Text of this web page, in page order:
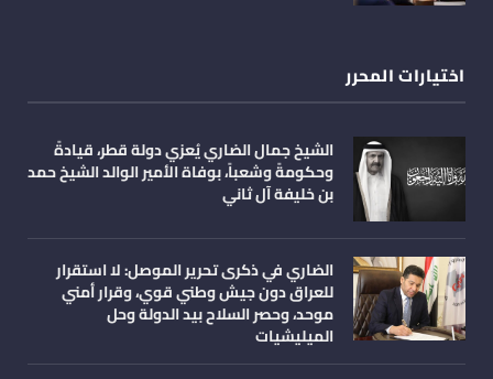
اختيارات المحرر
الشيخ جمال الضاري يُعزي دولة قطر، قيادةً
وحكومةً وشعباً، بوفاة الأمير الوالد الشيخ حمد
بن خليفة آل ثاني
الضاري في ذكرى تحرير الموصل: لا استقرار
للعراق دون جيش وطني قوي، وقرار أمني
موحد، وحصر السلاح بيد الدولة وحل
الميليشيات